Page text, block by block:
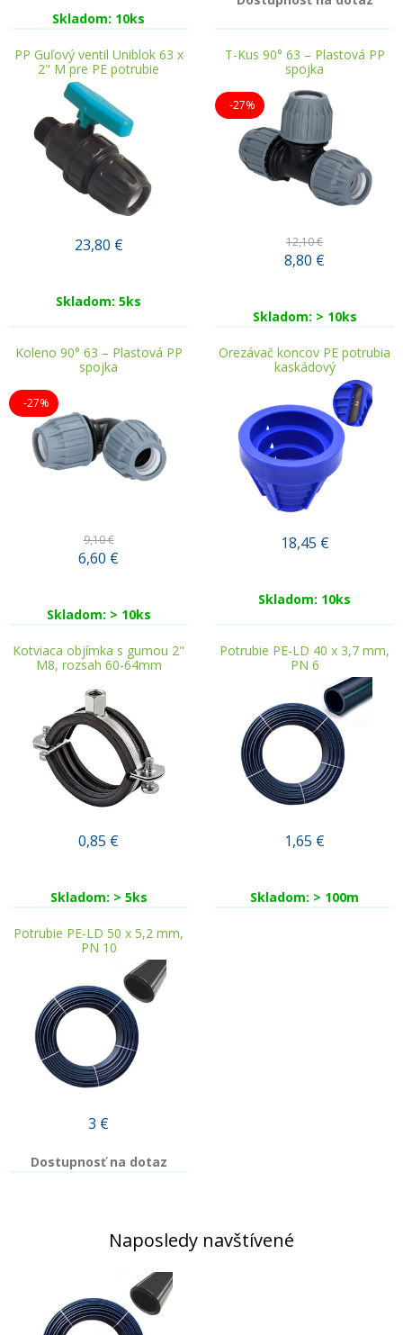
Skladom: 10ks
PP Guľový ventil Uniblok 63 x
2" M pre PE potrubie
23,80 €
Skladom: 5ks
T-Kus 90° 63 – Plastová PP
spojka
-27%
12,10 €
8,80 €
Skladom: > 10ks
Koleno 90° 63 – Plastová PP
spojka
-27%
9,10 €
6,60 €
Skladom: > 10ks
Orezávač koncov PE potrubia
kaskádový
18,45 €
Skladom: 10ks
Kotviaca objímka s gumou 2"
M8, rozsah 60-64mm
0,85 €
Skladom: > 5ks
Potrubie PE-LD 40 x 3,7 mm,
PN 6
1,65 €
Skladom: > 100m
Potrubie PE-LD 50 x 5,2 mm,
PN 10
3 €
Dostupnosť na dotaz
Naposledy navštívené